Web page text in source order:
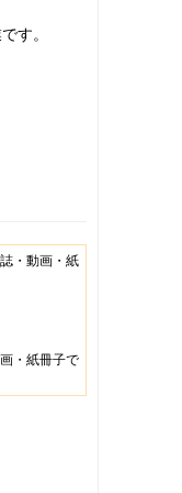
す。
・動画・紙
・紙冊子で